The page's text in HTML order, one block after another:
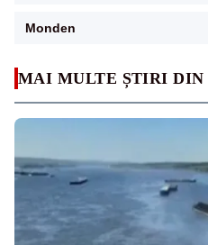
MAI MULTE ȘTIRI DIN
Monden